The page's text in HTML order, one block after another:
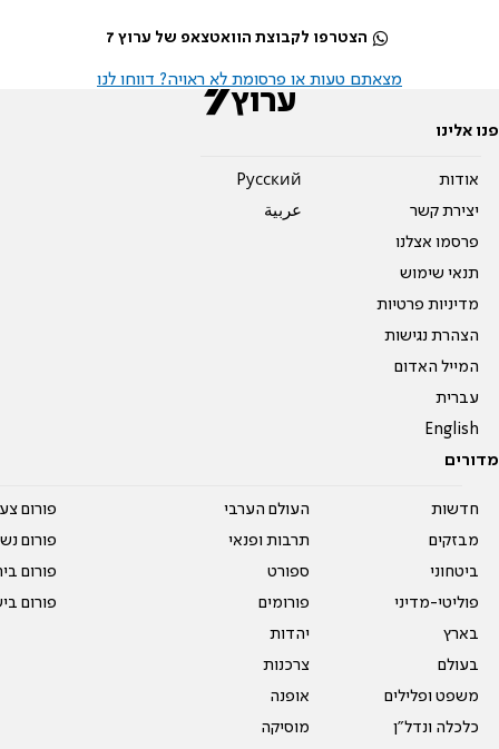
הצטרפו לקבוצת הוואטצאפ של ערוץ 7
מצאתם טעות או פרסומת לא ראויה? דווחו לנו
פנו אלינו
אודות
יצירת קשר
פרסמו אצלנו
תנאי שימוש
מדיניות פרטיות
הצהרת נגישות
המייל האדום
עברית
English
Pусский
عربية
מדורים
חדשות
מבזקים
ביטחוני
פוליטי-מדיני
בארץ
בעולם
משפט ופלילים
כלכלה ונדל"ן
העולם הערבי
תרבות ופנאי
ספורט
פורומים
יהדות
צרכנות
אופנה
מוסיקה
פורום
פורום
פורום
פורום